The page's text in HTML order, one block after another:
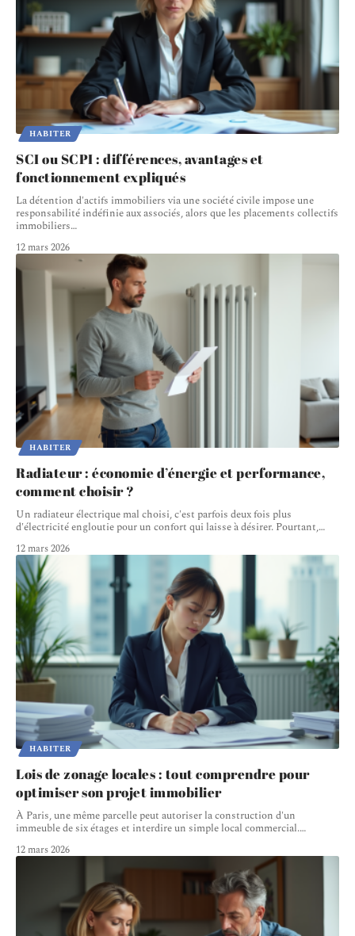
HABITER
SCI ou SCPI : différences, avantages et
fonctionnement expliqués
La détention d'actifs immobiliers via une société civile impose une
responsabilité indéfinie aux associés, alors que les placements collectifs
immobiliers…
12 mars 2026
HABITER
Radiateur : économie d’énergie et performance,
comment choisir ?
Un radiateur électrique mal choisi, c'est parfois deux fois plus
d'électricité engloutie pour un confort qui laisse à désirer. Pourtant,…
12 mars 2026
HABITER
Lois de zonage locales : tout comprendre pour
optimiser son projet immobilier
À Paris, une même parcelle peut autoriser la construction d'un
immeuble de six étages et interdire un simple local commercial.…
12 mars 2026